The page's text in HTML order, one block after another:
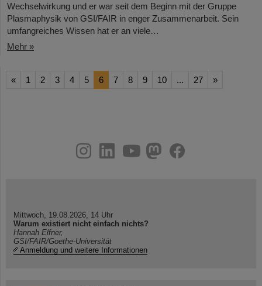
Wechselwirkung und er war seit dem Beginn mit der Gruppe
Plasmaphysik von GSI/FAIR in enger Zusammenarbeit. Sein
umfangreiches Wissen hat er an viele…
Mehr »
« 1 2 3 4 5 6 7 8 9 10 ... 27 »
youtube
helmholtz.social
facebook
Mittwoch, 19.08.2026, 14 Uhr
Warum existiert nicht einfach nichts?
Hannah Elfner,
GSI/FAIR/Goethe-Universität
Anmeldung und weitere Informationen